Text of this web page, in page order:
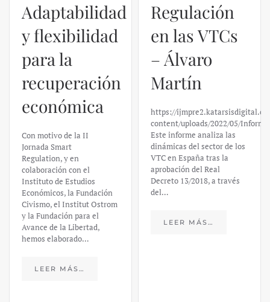
Adaptabilidad
y flexibilidad
para la
recuperación
económica
Con motivo de la II
Jornada Smart
Regulation, y en
colaboración con el
Instituto de Estudios
Económicos, la Fundación
Civismo, el Institut Ostrom
y la Fundación para el
Avance de la Libertad,
hemos elaborado…
LEER MÁS…
Regulación
en las VTCs
– Álvaro
Martín
https://
content/uploads/2022/05/
Este informe analiza las
dinámicas del sector de los
VTC en España tras la
aprobación del Real
Decreto 13/2018, a través
del…
LEER MÁS…